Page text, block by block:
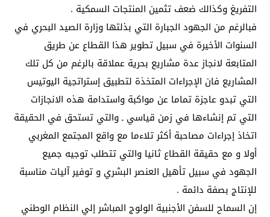
التفريغ وكذالك ضعف تثمين المنتجات السمكية .
فبالرغم من الجهود الجبارة التي بذلتها وزارة الصيد البحري في
السنوات الأخيرة في سبيل تطوير هذا القطاع عن طريق
المتابعة لانجاز عدة مشاريع بحرية عملاقة بالرغم من كل تلك
المشاريع فان الإجراءات المتخذة لتطبيق إستراتجية اليوتيس
التي تبدو عاجزة تماما عن مواكبة واستدامة هذه الانجازات
التي تم إنشاءها في زمن قياسي ـ والتي تستحق في الحقيقة
اتخاذ إجراءات مصاحبة أكثر تلاءما مع واقع المجتمع المغربي
أولا و مع حقيقة القطاع ثانيا والتي تتطلب توجيه جميع
الجهود في سبيل تأهيل العنصر البشري و توفير آليات مناسبة
للإنتاج بصفة دائمة .
إن السماح للسفن الأجنبية الولوج المباشر إلي النظام الوطني